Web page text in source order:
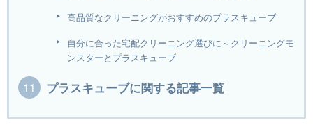
高品質なクリーニングがおすすめのプラスキューブ
自分に合った宅配クリーニング選びに～クリーニングモ
ンスターとプラスキューブ
プラスキューブに関する記事一覧